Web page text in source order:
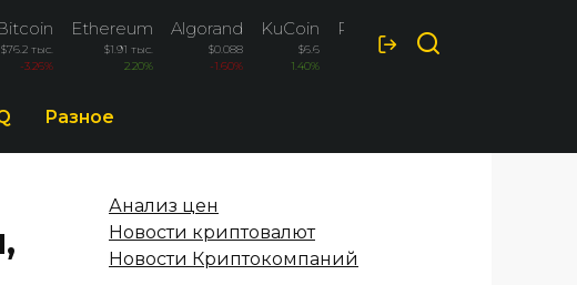
$76.2 тыс.
-3.26%
Ethereum
$1.91 тыс.
2.20%
Algorand
$0.088
-1.60%
KuCoin
$6.6
1.40%
Polkadot
$0.844
Разное
Анализ цен
Новости криптовалют
Новости Криптокомпаний